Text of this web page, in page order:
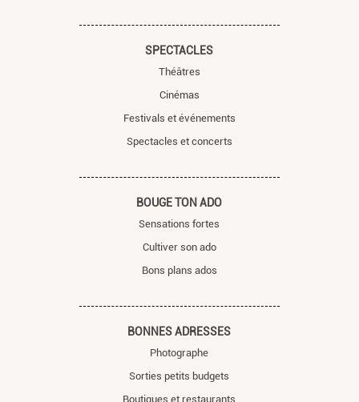
SPECTACLES
Théâtres
Cinémas
Festivals et événements
Spectacles et concerts
BOUGE TON ADO
Sensations fortes
Cultiver son ado
Bons plans ados
BONNES ADRESSES
Photographe
Sorties petits budgets
Boutiques et restaurants